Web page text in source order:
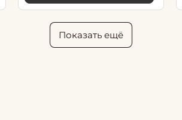
Показать ещё